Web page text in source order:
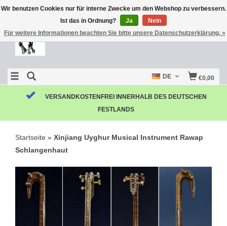
€0,00
DE
VERSANDKOSTENFREI INNERHALB DES DEUTSCHEN
FESTLANDS
Startseite » Xinjiang Uyghur Musical Instrument Rawap
Schlangenhaut
Wir benutzen Cookies nur für interne Zwecke um den Webshop zu verbessern.
Ist das in Ordnung?
Ja
Nein
Für weitere Informationen beachten Sie bitte unsere Datenschutzerklärung. »